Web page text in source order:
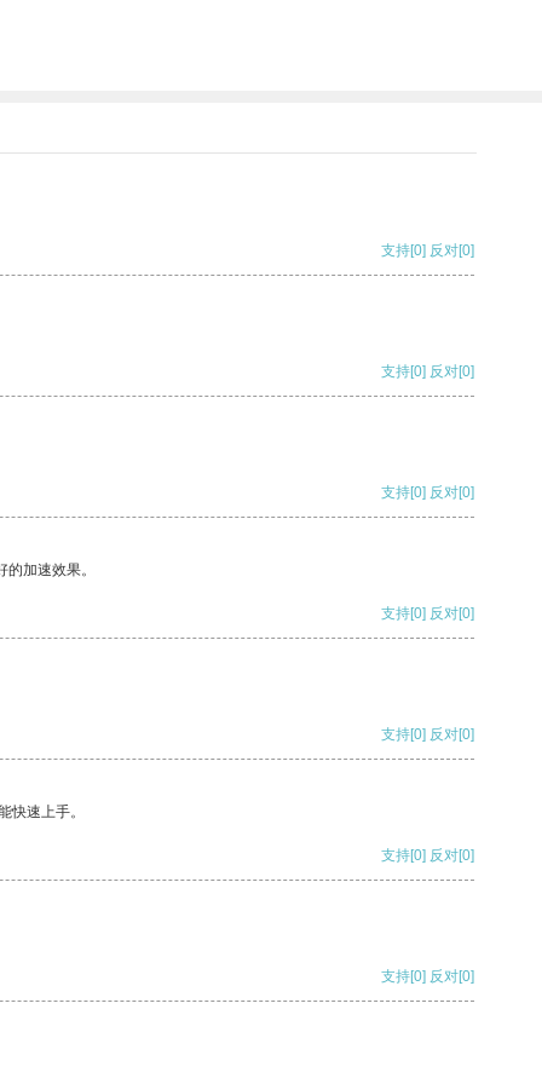
支持[0] 反对[0]
支持[0] 反对[0]
支持[0] 反对[0]
加速效果。
支持[0] 反对[0]
支持[0] 反对[0]
快速上手。
支持[0] 反对[0]
支持[0] 反对[0]